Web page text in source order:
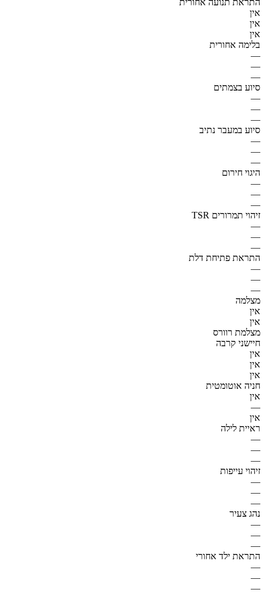
אין
אין
אין
בלימה אחורית
—
—
—
סיוע בצמתים
—
—
—
סיוע במעבר נתיב
—
—
—
היגוי חירום
—
—
—
זיהוי תמרורים TSR
—
—
—
התראת פתיחת דלת
—
—
—
מצלמה
אין
אין
מצלמת רוורס
חיישני קרבה
אין
אין
אין
חניה אוטומטית
אין
—
אין
ראיית לילה
—
—
—
זיהוי עייפות
—
—
—
נהג צעיר
—
—
—
התראת ילד אחורי
—
—
—